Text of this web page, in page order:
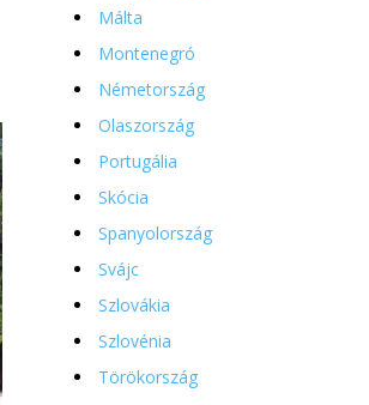
Málta
Montenegró
Németország
Olaszország
Portugália
Skócia
Spanyolország
Svájc
Szlovákia
Szlovénia
Törökország